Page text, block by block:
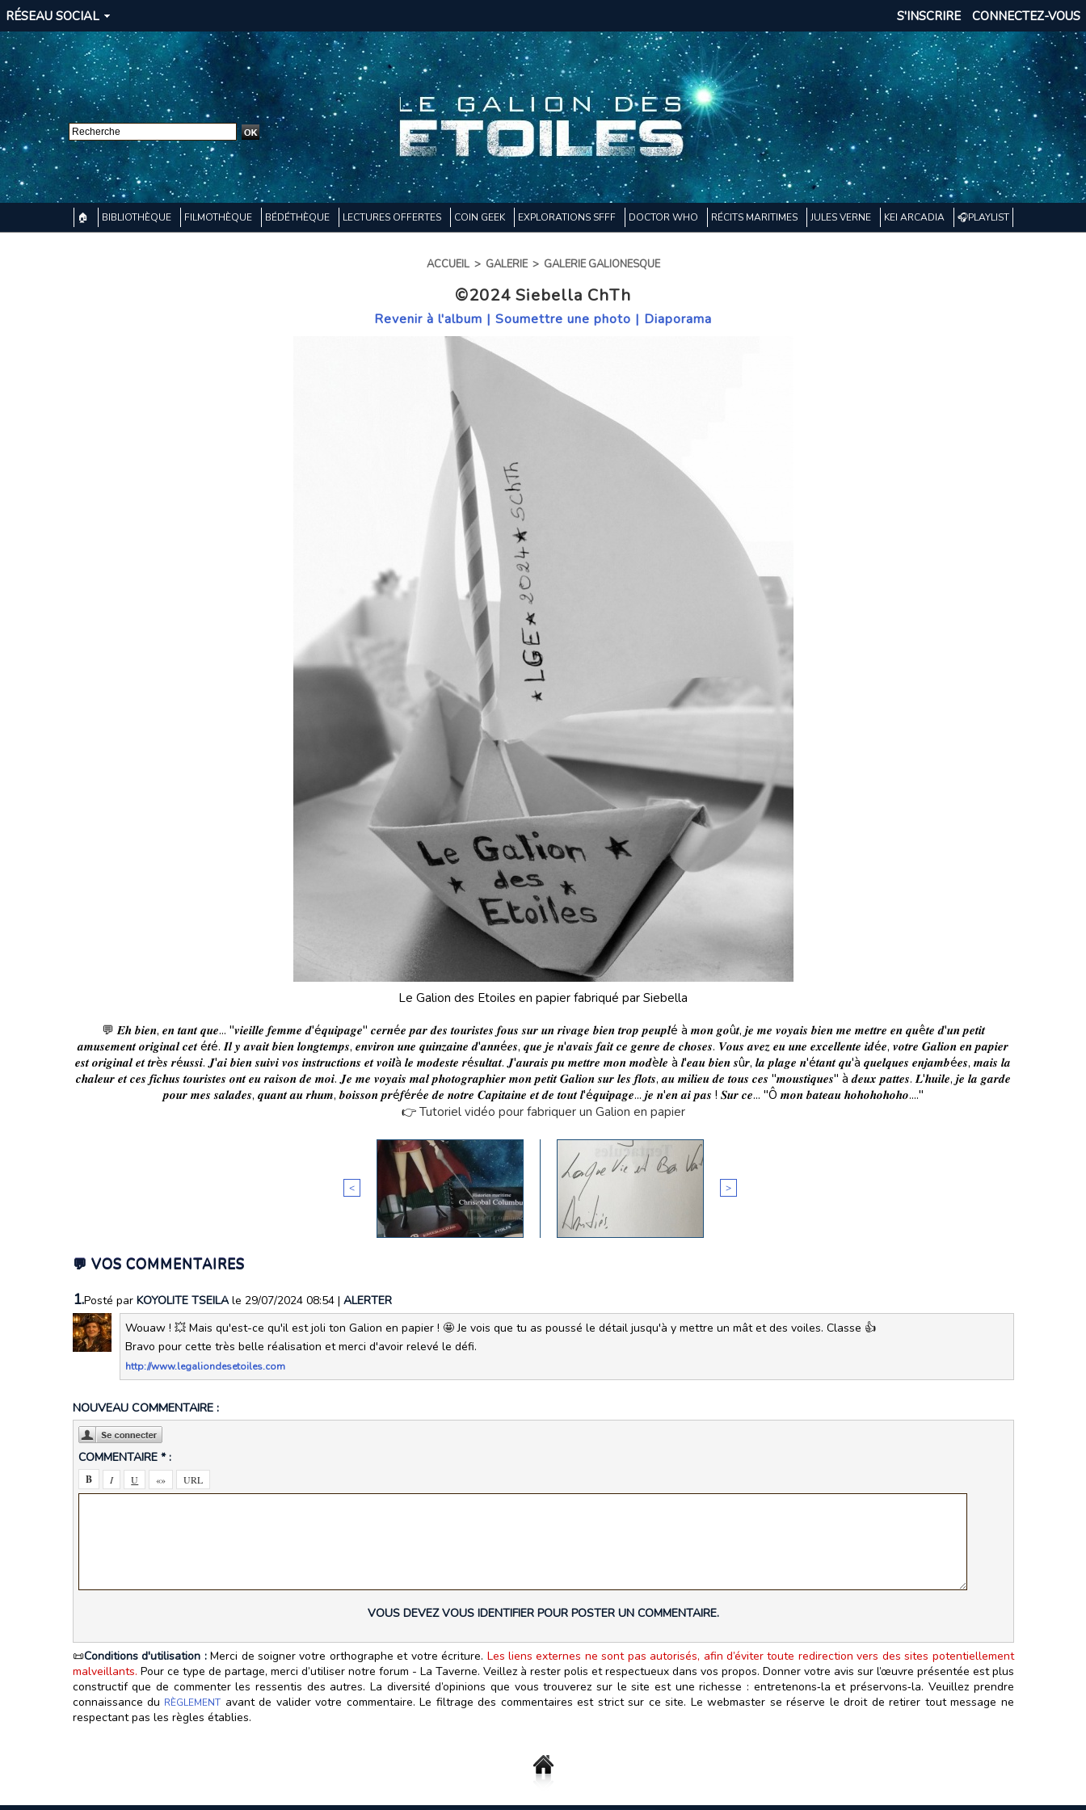
RÉSEAU SOCIAL CONNECTEZ-VOUS
S'INSCRIRE
🏠 BIBLIOTHÈQUE FILMOTHÈQUE BÉDÉTHÈQUE LECTURES OFFERTES COIN GEEK EXPLORATIONS SFFF DOCTOR WHO RÉCITS MARITIMES JULES VERNE KEI ARCADIA 🎧PLAYLIST
ACCUEIL > GALERIE > GALERIE GALIONESQUE
©2024 Siebella ChTh
Revenir à l'album | Soumettre une photo | Diaporama
Le Galion des Etoiles en papier fabriqué par Siebella
💬 𝑬𝒉 𝒃𝒊𝒆𝒏, 𝒆𝒏 𝒕𝒂𝒏𝒕 𝒒𝒖𝒆... "𝒗𝒊𝒆𝒊𝒍𝒍𝒆 𝒇𝒆𝒎𝒎𝒆 𝒅'é𝒒𝒖𝒊𝒑𝒂𝒈𝒆" 𝒄𝒆𝒓𝒏é𝒆 𝒑𝒂𝒓 𝒅𝒆𝒔 𝒕𝒐𝒖𝒓𝒊𝒔𝒕𝒆𝒔 𝒇𝒐𝒖𝒔 𝒔𝒖𝒓 𝒖𝒏 𝒓𝒊𝒗𝒂𝒈𝒆 𝒃𝒊𝒆𝒏 𝒕𝒓𝒐𝒑 𝒑𝒆𝒖𝒑𝒍é à 𝒎𝒐𝒏 𝒈𝒐û𝒕, 𝒋𝒆 𝒎𝒆 𝒗𝒐𝒚𝒂𝒊𝒔 𝒃𝒊𝒆𝒏 𝒎𝒆 𝒎𝒆𝒕𝒕𝒓𝒆 𝒆𝒏 𝒒𝒖ê𝒕𝒆 𝒅'𝒖𝒏 𝒑𝒆𝒕𝒊𝒕
𝒂𝒎𝒖𝒔𝒆𝒎𝒆𝒏𝒕 𝒐𝒓𝒊𝒈𝒊𝒏𝒂𝒍 𝒄𝒆𝒕 é𝒕é. 𝑰𝒍 𝒚 𝒂𝒗𝒂𝒊𝒕 𝒃𝒊𝒆𝒏 𝒍𝒐𝒏𝒈𝒕𝒆𝒎𝒑𝒔, 𝒆𝒏𝒗𝒊𝒓𝒐𝒏 𝒖𝒏𝒆 𝒒𝒖𝒊𝒏𝒛𝒂𝒊𝒏𝒆 𝒅'𝒂𝒏𝒏é𝒆𝒔, 𝒒𝒖𝒆 𝒋𝒆 𝒏'𝒂𝒗𝒂𝒊𝒔 𝒇𝒂𝒊𝒕 𝒄𝒆 𝒈𝒆𝒏𝒓𝒆 𝒅𝒆 𝒄𝒉𝒐𝒔𝒆𝒔. 𝑽𝒐𝒖𝒔 𝒂𝒗𝒆𝒛 𝒆𝒖 𝒖𝒏𝒆 𝒆𝒙𝒄𝒆𝒍𝒍𝒆𝒏𝒕𝒆 𝒊𝒅é𝒆, 𝒗𝒐𝒕𝒓𝒆 𝑮𝒂𝒍𝒊𝒐𝒏 𝒆𝒏 𝒑𝒂𝒑𝒊𝒆𝒓
𝒆𝒔𝒕 𝒐𝒓𝒊𝒈𝒊𝒏𝒂𝒍 𝒆𝒕 𝒕𝒓è𝒔 𝒓é𝒖𝒔𝒔𝒊. 𝑱'𝒂𝒊 𝒃𝒊𝒆𝒏 𝒔𝒖𝒊𝒗𝒊 𝒗𝒐𝒔 𝒊𝒏𝒔𝒕𝒓𝒖𝒄𝒕𝒊𝒐𝒏𝒔 𝒆𝒕 𝒗𝒐𝒊𝒍à 𝒍𝒆 𝒎𝒐𝒅𝒆𝒔𝒕𝒆 𝒓é𝒔𝒖𝒍𝒕𝒂𝒕. 𝑱'𝒂𝒖𝒓𝒂𝒊𝒔 𝒑𝒖 𝒎𝒆𝒕𝒕𝒓𝒆 𝒎𝒐𝒏 𝒎𝒐𝒅è𝒍𝒆 à 𝒍'𝒆𝒂𝒖 𝒃𝒊𝒆𝒏 𝒔û𝒓, 𝒍𝒂 𝒑𝒍𝒂𝒈𝒆 𝒏'é𝒕𝒂𝒏𝒕 𝒒𝒖'à 𝒒𝒖𝒆𝒍𝒒𝒖𝒆𝒔 𝒆𝒏𝒋𝒂𝒎𝒃é𝒆𝒔, 𝒎𝒂𝒊𝒔 𝒍𝒂
𝒄𝒉𝒂𝒍𝒆𝒖𝒓 𝒆𝒕 𝒄𝒆𝒔 𝒇𝒊𝒄𝒉𝒖𝒔 𝒕𝒐𝒖𝒓𝒊𝒔𝒕𝒆𝒔 𝒐𝒏𝒕 𝒆𝒖 𝒓𝒂𝒊𝒔𝒐𝒏 𝒅𝒆 𝒎𝒐𝒊. 𝑱𝒆 𝒎𝒆 𝒗𝒐𝒚𝒂𝒊𝒔 𝒎𝒂𝒍 𝒑𝒉𝒐𝒕𝒐𝒈𝒓𝒂𝒑𝒉𝒊𝒆𝒓 𝒎𝒐𝒏 𝒑𝒆𝒕𝒊𝒕 𝑮𝒂𝒍𝒊𝒐𝒏 𝒔𝒖𝒓 𝒍𝒆𝒔 𝒇𝒍𝒐𝒕𝒔, 𝒂𝒖 𝒎𝒊𝒍𝒊𝒆𝒖 𝒅𝒆 𝒕𝒐𝒖𝒔 𝒄𝒆𝒔 "𝒎𝒐𝒖𝒔𝒕𝒊𝒒𝒖𝒆𝒔" à 𝒅𝒆𝒖𝒙 𝒑𝒂𝒕𝒕𝒆𝒔. 𝑳'𝒉𝒖𝒊𝒍𝒆, 𝒋𝒆 𝒍𝒂 𝒈𝒂𝒓𝒅𝒆
𝒑𝒐𝒖𝒓 𝒎𝒆𝒔 𝒔𝒂𝒍𝒂𝒅𝒆𝒔, 𝒒𝒖𝒂𝒏𝒕 𝒂𝒖 𝒓𝒉𝒖𝒎, 𝒃𝒐𝒊𝒔𝒔𝒐𝒏 𝒑𝒓é𝒇é𝒓é𝒆 𝒅𝒆 𝒏𝒐𝒕𝒓𝒆 𝑪𝒂𝒑𝒊𝒕𝒂𝒊𝒏𝒆 𝒆𝒕 𝒅𝒆 𝒕𝒐𝒖𝒕 𝒍'é𝒒𝒖𝒊𝒑𝒂𝒈𝒆... 𝒋𝒆 𝒏'𝒆𝒏 𝒂𝒊 𝒑𝒂𝒔 ! 𝑺𝒖𝒓 𝒄𝒆... "Ô 𝒎𝒐𝒏 𝒃𝒂𝒕𝒆𝒂𝒖 𝒉𝒐𝒉𝒐𝒉𝒐𝒉𝒐𝒉𝒐...."
👉 Tutoriel vidéo pour fabriquer un Galion en papier
< >
💬 VOS COMMENTAIRES
1.Posté par KOYOLITE TSEILAle 29/07/2024 08:54 | ALERTER
Wouaw ! 💥 Mais qu'est-ce qu'il est joli ton Galion en papier ! 🤩 Je vois que tu as poussé le détail jusqu'à y mettre un mât et des voiles. Classe 👍
Bravo pour cette très belle réalisation et merci d'avoir relevé le défi.
http://www.legaliondesetoiles.com
NOUVEAU COMMENTAIRE :
COMMENTAIRE * :
VOUS DEVEZ VOUS IDENTIFIER POUR POSTER UN COMMENTAIRE.
📜Conditions d'utilisation :Merci de soigner votre orthographe et votre écriture. Les liens externes ne sont pas autorisés, afin d’éviter toute redirection vers des sites potentiellement
malveillants. Pour ce type de partage, merci d’utiliser notre forum - La Taverne. Veillez à rester polis et respectueux dans vos propos. Donner votre avis sur l’œuvre présentée est plus
constructif que de commenter les ressentis des autres. La diversité d’opinions que vous trouverez sur le site est une richesse : entretenons‑la et préservons‑la. Veuillez prendre
connaissance du RÈGLEMENT avant de valider votre commentaire. Le filtrage des commentaires est strict sur ce site. Le webmaster se réserve le droit de retirer tout message ne
respectant pas les règles établies.